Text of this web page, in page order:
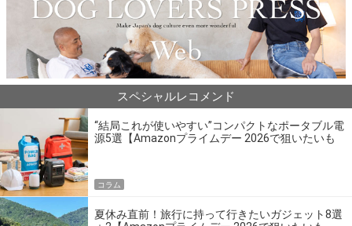
スペシャルレコメンド
“結局これが使いやすい”コンパクトなポータブル電
源5選【Amazonプライムデー 2026で狙いたいも
コラム
夏休み直前！旅行に持って行きたいガジェット8選